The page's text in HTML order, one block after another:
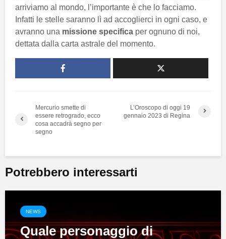
arriviamo al mondo, l’importante è che lo facciamo.
Infatti le stelle saranno lì ad accoglierci in ogni caso, e
avranno una missione specifica per ognuno di noi,
dettata dalla carta astrale del momento.
Mercurio smette di
essere retrogrado, ecco
cosa accadrà segno per
segno
L’Oroscopo di oggi 19
gennaio 2023 di Regina
Potrebbero interessarti
NEWS
Quale personaggio di